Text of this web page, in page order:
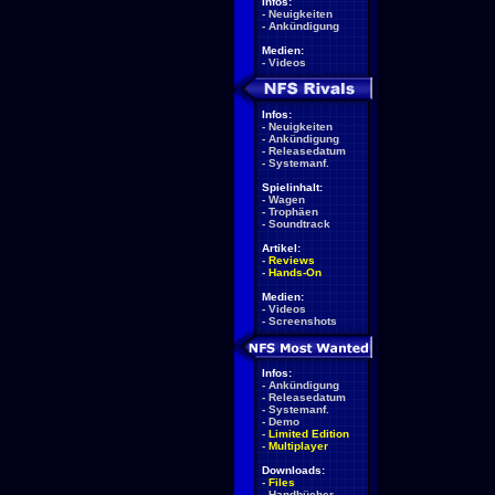
- Neuigkeiten
- Ankündigung
Medien:
- Videos
Infos:
- Neuigkeiten
- Ankündigung
- Releasedatum
- Systemanf.
Spielinhalt:
- Wagen
- Trophäen
- Soundtrack
Artikel:
- Reviews
- Hands-On
Medien:
- Videos
- Screenshots
Infos:
- Ankündigung
- Releasedatum
- Systemanf.
- Demo
- Limited Edition
- Multiplayer
Downloads:
- Files